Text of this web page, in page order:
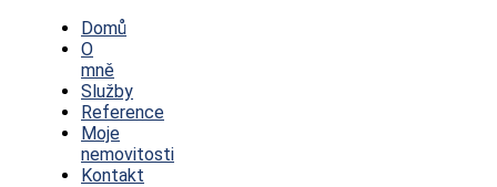
NavigationDomů
O
mně
Služby
Reference
Moje
nemovitosti
Kontakt